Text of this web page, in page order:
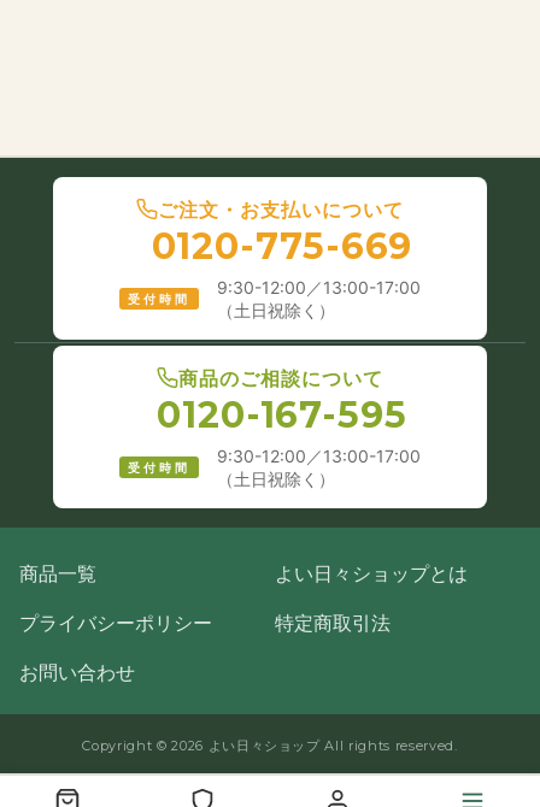
ご注文・お支払いについて
0120-775-669
受付時間
9:30-12:00／13:00-17:00
（土日祝除く）
商品のご相談について
0120-167-595
受付時間
9:30-12:00／13:00-17:00
（土日祝除く）
商品一覧 よい日々ショップとは
プライバシーポリシー 特定商取引法
お問い合わせ
Copyright © 2026 よい日々ショップ All rights reserved.